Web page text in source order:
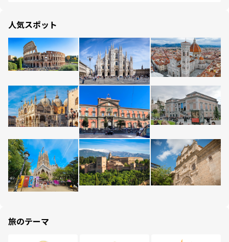
人気スポット
旅のテーマ